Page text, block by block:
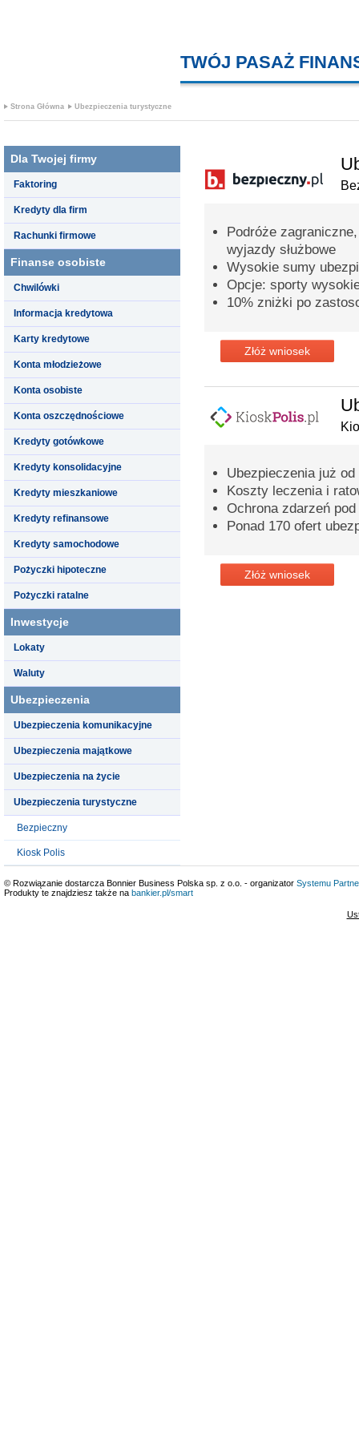
TWÓJ PASAŻ
Strona Główna Ubezpieczenia turystyczne
Dla Twojej firmy
Faktoring
Kredyty dla firm
Rachunki firmowe
Finanse osobiste
Chwilówki
Informacja kredytowa
Karty kredytowe
Konta młodzieżowe
Konta osobiste
Konta oszczędnościowe
Kredyty gotówkowe
Kredyty konsolidacyjne
Kredyty mieszkaniowe
Kredyty refinansowe
Kredyty samochodowe
Pożyczki hipoteczne
Pożyczki ratalne
Inwestycje
Lokaty
Waluty
Ubezpieczenia
Ubezpieczenia komunikacyjne
Ubezpieczenia majątkowe
Ubezpieczenia na życie
Ubezpieczenia turystyczne
Bezpieczny
Kiosk Polis
Podróże
wyjazdy służbowe
Wysokie sumy
Opcje: sporty
10% zniżki po
Złóż wniosek
Ubezpieczenia już od
Koszty leczenia i
Ochrona zdarzeń pod
Ponad 170 ofert
Złóż wniosek
© Rozwiązanie dostarcza Bonnier Business Polska sp. z o.o. - organizator Systemu
Produkty te znajdziesz także na bankier.pl/smart